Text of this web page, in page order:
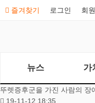
즐겨찾기 로그인 회
뉴스 가
뚜렛증후군을 가진 사람의 장
19-11-12 18:35